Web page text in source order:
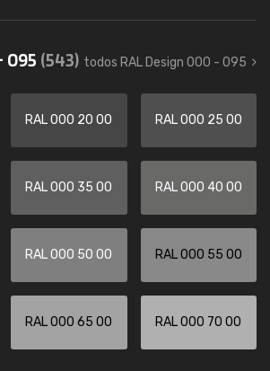
095 (543) todos RAL Design 000 - 095
RAL 000 20 00 RAL 000 25 00
RAL 000 35 00 RAL 000 40 00
RAL 000 50 00 RAL 000 55 00
RAL 000 65 00 RAL 000 70 00